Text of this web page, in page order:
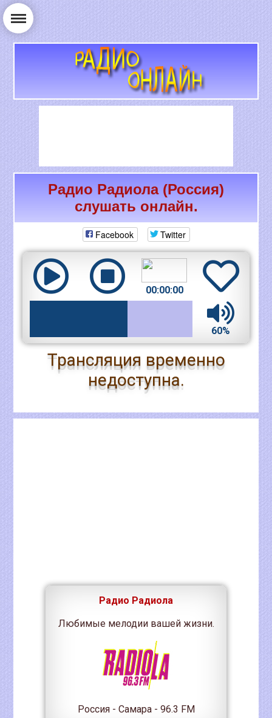
РАДИО ОНЛАЙН
Радио Радиола (Россия)
слушать онлайн.
Facebook Twitter
00:00:00
60%
Трансляция временно
недоступна.
Радио Радиола
Любимые мелодии вашей жизни.
Россия - Самара - 96.3 FM